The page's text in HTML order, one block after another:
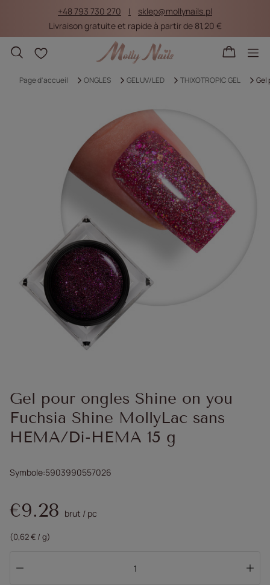
+48 793 730 270
sklep@mollynails.pl
Livraison gratuite et rapide à partir de 81,20 €
Listes d'achat
Page d'accueil ONGLES GEL UV/LED THIXOTROPIC GEL Gel
Gel pour ongles Shine on you
Fuchsia Shine MollyLac sans
HEMA/Di-HEMA 15 g
Symbole 5903990557026
€9.28 brut / pc
(0,62 € / g)